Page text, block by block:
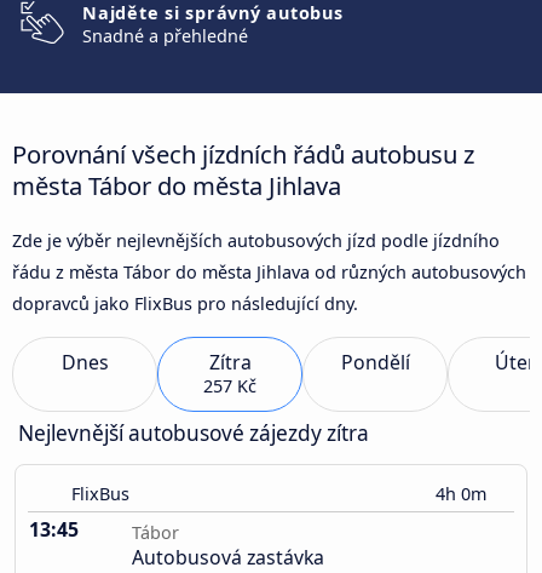
Najděte si správný autobus
Snadné a přehledné
Porovnání všech jízdních řádů autobusu z
města Tábor do města Jihlava
Zde je výběr nejlevnějších autobusových jízd podle jízdního
řádu z města Tábor do města Jihlava od různých autobusových
dopravců jako FlixBus pro následující dny.
Dnes Zítra
257 Kč
Pondělí
Nejlevnější autobusové zájezdy zítra
FlixBus 4h 0m
13:45 Tábor
Autobusová zastávka